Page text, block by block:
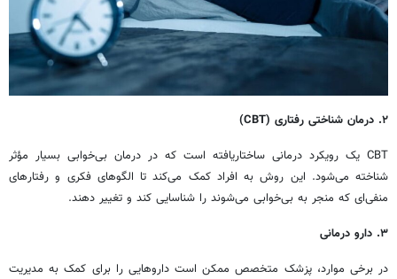
۲. درمان شناختی رفتاری ( CBT
)
CBT یک رویکرد درمانی ساختاریافته است که در درمان بی‌خوابی بسیار مؤثر
شناخته می‌شود. این روش به افراد کمک می‌کند تا الگوهای فکری و رفتارهای
منفی‌ای که منجر به بی‌خوابی می‌شوند را شناسایی کند و تغییر دهند.
۳. دارو درمانی
در برخی موارد، پزشک متخصص ممکن است داروهایی را برای کمک به مدیریت